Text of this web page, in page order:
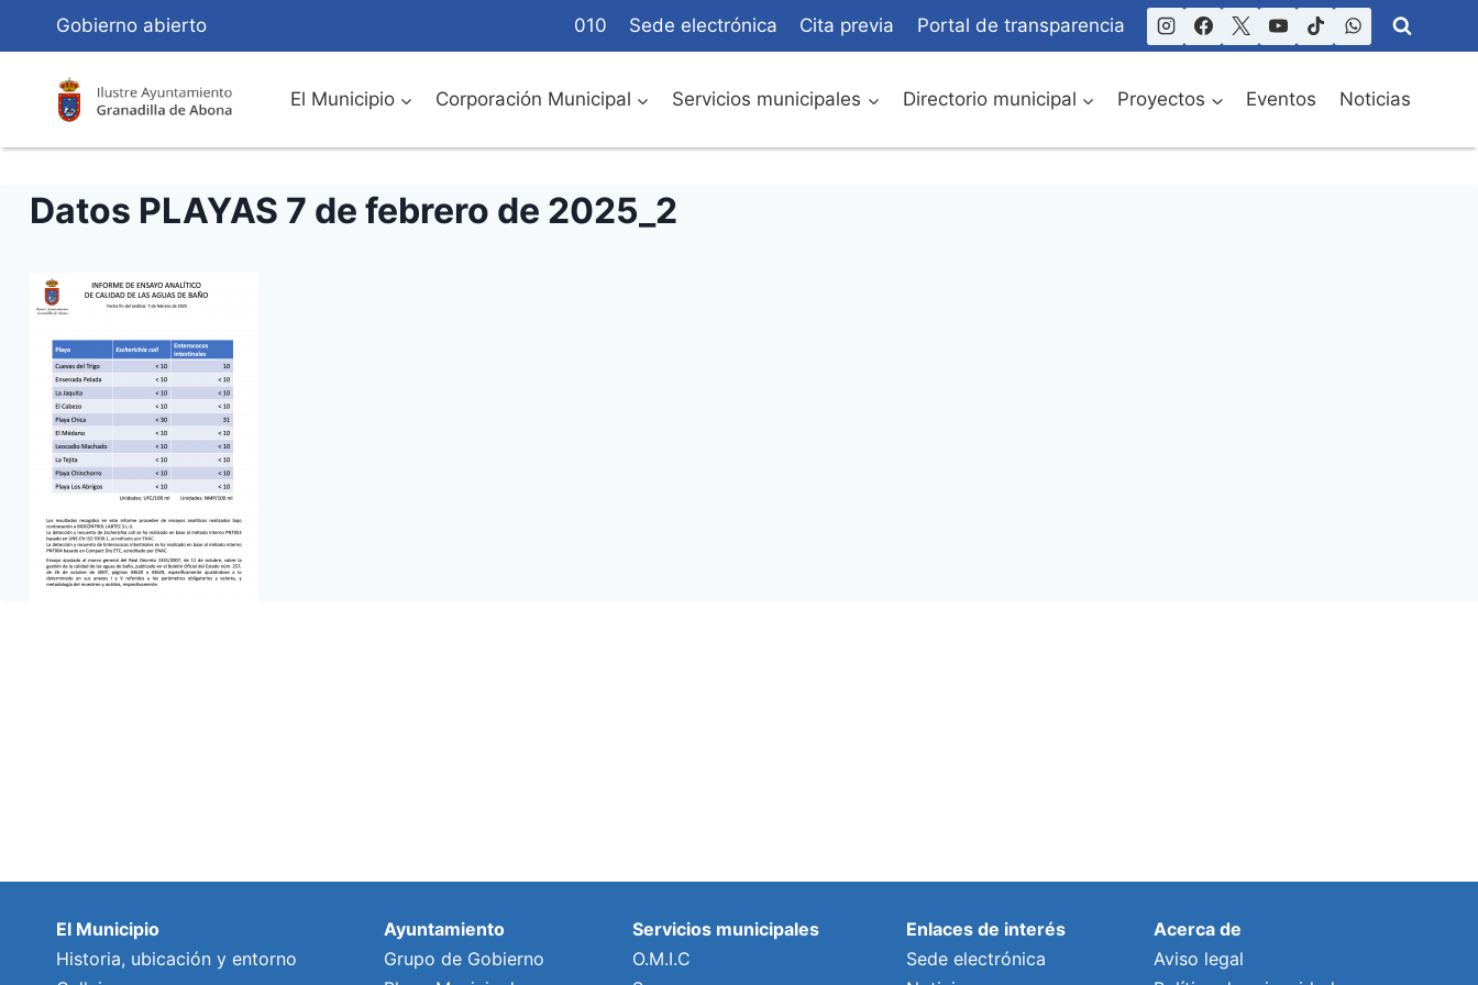
Contenido
Gobierno abierto 010 Sede electrónica Cita previa Portal de transparencia
El Municipio Corporación Municipal Servicios municipales Directorio municipal Proyectos Eventos Noticias
Datos PLAYAS 7 de febrero de 2025_2
El Municipio
Historia, ubicación y entorno
Ayuntamiento
Grupo de Gobierno
Servicios municipales
O.M.I.C
Enlaces de interés
Sede electrónica
Acerca de
Aviso legal